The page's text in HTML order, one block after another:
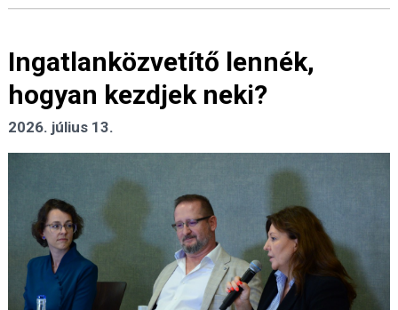
Ingatlanközvetítő lennék,
hogyan kezdjek neki?
2026. július 13.